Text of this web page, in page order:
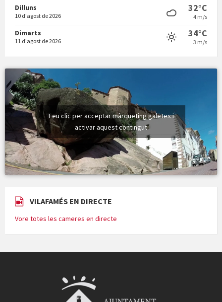
Vermuts a la Font. Hit parit
Dilluns
10 d'agost de 2026
32°C
4 m/s
Dimarts
11 d'agost de 2026
34°C
3 m/s
Feu clic per acceptar màrqueting galetes i
activar aquest contingut
VILAFAMÉS EN DIRECTE
Vore totes les cameres en directe